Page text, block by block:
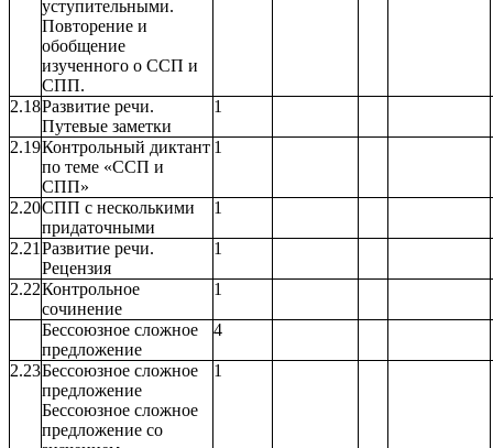
уступительными.
Повторение и
обобщение
изученного о ССП и
СПП.
2.18Развитие речи.
Путевые заметки
1
2.19Контрольный диктант
по теме «ССП и
СПП»
1
2.20СПП с несколькими
придаточными
1
2.21 Развитие речи.
Рецензия
1
2.22Контрольное
сочинение
1
Бессоюзное сложное
предложение
4
2.23Бессоюзное сложное
предложение
Бессоюзное сложное
предложение со
1